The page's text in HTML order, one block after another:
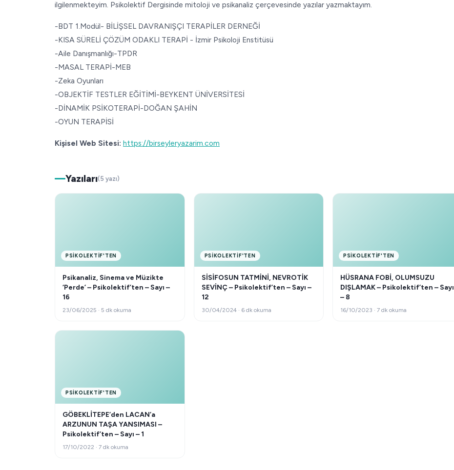
ilgilenmekteyim. Psikolektif Dergisinde mitoloji ve psikanaliz çerçevesinde yazılar yazmaktayım.
-BDT 1.Modül- BİLİŞSEL DAVRANIŞÇI TERAPİLER DERNEĞİ
-KISA SÜRELİ ÇÖZÜM ODAKLI TERAPİ - İzmir Psikoloji Enstitüsü
-Aile Danışmanlığı-TPDR
-MASAL TERAPİ-MEB
-Zeka Oyunları
-OBJEKTİF TESTLER EĞİTİMİ-BEYKENT ÜNİVERSİTESİ
-DİNAMİK PSİKOTERAPİ-DOĞAN ŞAHİN
-OYUN TERAPİSİ
Kişisel Web Sitesi: https://birseyleryazarim.com
Yazıları(5 yazı)
PSIKOLEKTIF'TEN
Psikanaliz, Sinema ve Müzikte
‘Perde’ – Psikolektif’ten – Sayı –
16
23/06/2025 · 5 dk okuma
PSIKOLEKTIF'TEN
SİSİFOSUN TATMİNİ, NEVROTİK
SEVİNÇ – Psikolektif’ten – Sayı –
12
30/04/2024 · 6 dk okuma
PSIKOLEKTIF'TEN
HÜSRANA FOBİ, OLUMSUZU
DIŞLAMAK – Psikolektif’ten – Sayı
– 8
16/10/2023 · 7 dk okuma
PSIKOLEKTIF'TEN
GÖBEKLİTEPE’den LACAN’a
ARZUNUN TAŞA YANSIMASI –
Psikolektif’ten – Sayı – 1
17/10/2022 · 7 dk okuma